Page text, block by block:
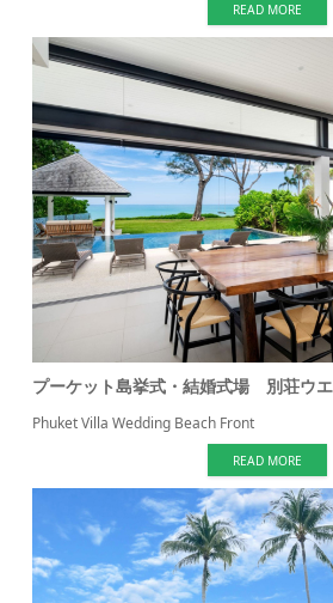
READ MORE
プーケット島挙式・結婚式場 別荘ウ
Phuket Villa Wedding Beach Front
READ MORE